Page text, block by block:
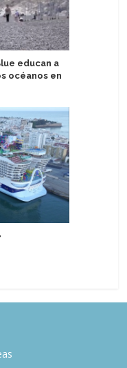
educan a
océanos en